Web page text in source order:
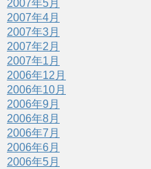
2007年5月
2007年4月
2007年3月
2007年2月
2007年1月
2006年12月
2006年10月
2006年9月
2006年8月
2006年7月
2006年6月
2006年5月